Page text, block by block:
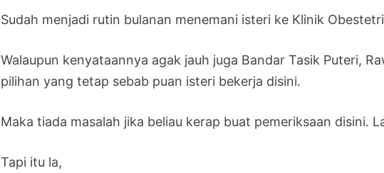
Sudah menjadi rutin bulanan menemani isteri ke Klinik
Walaupun kenyataannya agak jauh juga Bandar Tasik Puteri,
pilihan yang tetap sebab puan isteri bekerja disini.
Maka tiada masalah jika beliau kerap buat pemeriksaan disini.
Tapi itu la,